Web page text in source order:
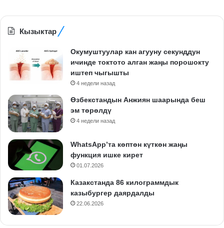
Кызыктар
Окумуштуулар кан агууну секунддун
ичинде токтото алган жаңы порошокту
иштеп чыгышты
4 недели назад
Өзбекстандын Анжиян шаарында беш
эм төрөлдү
4 недели назад
WhatsApp’та көптөн күткөн жаңы
функция ишке кирет
01.07.2026
Казакстанда 86 килограммдык
казыбургер даярдалды
22.06.2026